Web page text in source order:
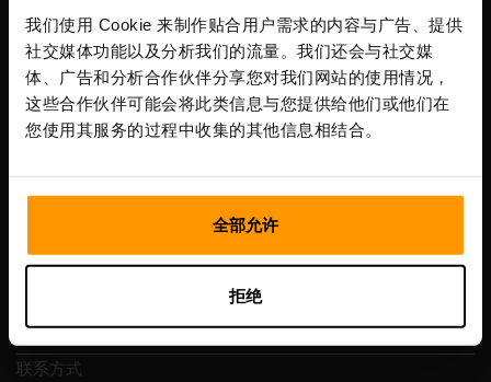
我们使用 Cookie 来制作贴合用户需求的内容与广告、提供
社交媒体功能以及分析我们的流量。我们还会与社交媒
体、广告和分析合作伙伴分享您对我们网站的使用情况，
这些合作伙伴可能会将此类信息与您提供给他们或他们在
您使用其服务的过程中收集的其他信息相结合。
全部允许
拒绝
Scalable Hosting Solutions OÜ
注册码: 14652605
增值税号: EE102133820
地址: Harju maakond, Tallinn, Kesklinna linnaosa,
Vesivärava tn 50-201, 10152
联系方式